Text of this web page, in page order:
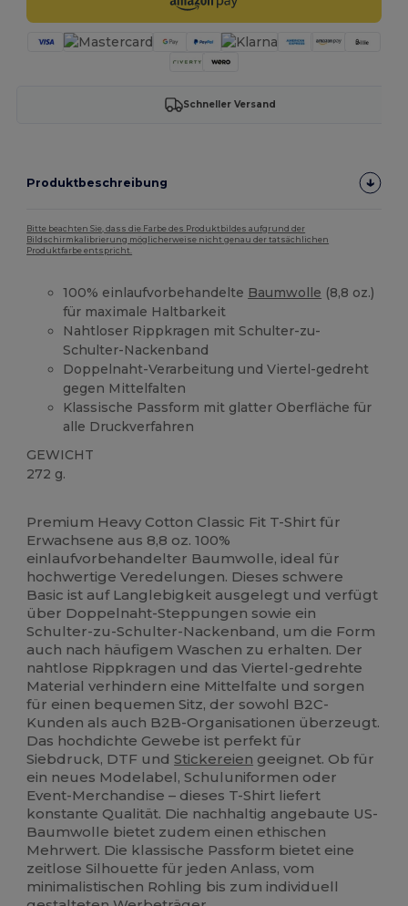
Schneller Versand
Produktbeschreibung
Bitte beachten Sie, dass die Farbe des Produktbildes aufgrund der
Bildschirmkalibrierung möglicherweise nicht genau der tatsächlichen
Produktfarbe entspricht.
100% einlaufvorbehandelte Baumwolle (8,8 oz.)
für maximale Haltbarkeit
Nahtloser Rippkragen mit Schulter-zu-
Schulter-Nackenband
Doppelnaht-Verarbeitung und Viertel-gedreht
gegen Mittelfalten
Klassische Passform mit glatter Oberfläche für
alle Druckverfahren
GEWICHT
272 g.
Premium Heavy Cotton Classic Fit T-Shirt für
Erwachsene aus 8,8 oz. 100%
einlaufvorbehandelter Baumwolle, ideal für
hochwertige Veredelungen. Dieses schwere
Basic ist auf Langlebigkeit ausgelegt und verfügt
über Doppelnaht-Steppungen sowie ein
Schulter-zu-Schulter-Nackenband, um die Form
auch nach häufigem Waschen zu erhalten. Der
nahtlose Rippkragen und das Viertel-gedrehte
Material verhindern eine Mittelfalte und sorgen
für einen bequemen Sitz, der sowohl B2C-
Kunden als auch B2B-Organisationen überzeugt.
Das hochdichte Gewebe ist perfekt für
Siebdruck, DTF undStickereien geeignet. Ob für
ein neues Modelabel, Schuluniformen oder
Event-Merchandise – dieses T-Shirt liefert
konstante Qualität. Die nachhaltig angebaute US-
Baumwolle bietet zudem einen ethischen
Mehrwert. Die klassische Passform bietet eine
zeitlose Silhouette für jeden Anlass, vom
minimalistischen Rohling bis zum individuell